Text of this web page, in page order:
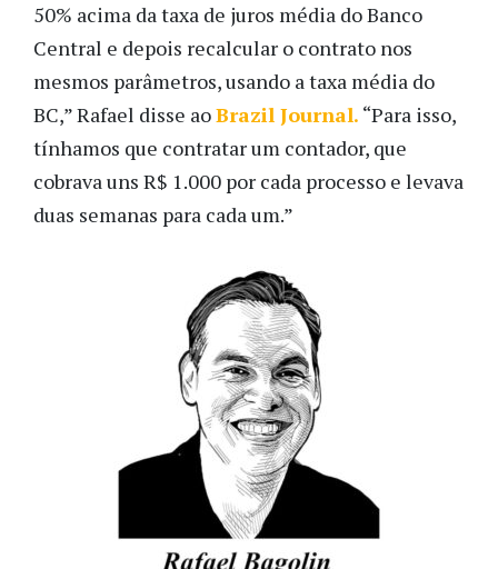
50% acima da taxa de juros média do Banco
Central e depois recalcular o contrato nos
mesmos parâmetros, usando a taxa média do
BC,” Rafael disse aoBrazil Journal. “Para isso,
tínhamos que contratar um contador, que
cobrava uns R$ 1.000 por cada processo e levava
duas semanas para cada um.”